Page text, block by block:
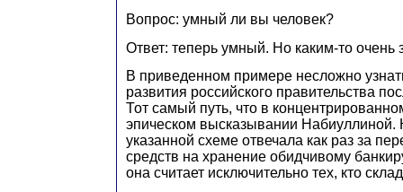
Вопрос: умный ли вы человек?
Ответ: теперь умный. Но каким-то очень
В приведенном примере несложно
развития российского правительства
Тот самый путь, что в
эпическом высказывании Набиуллиной.
указанной схеме отвечала как раз за
средств на хранение обидчивому
она считает исключительно тех, кто